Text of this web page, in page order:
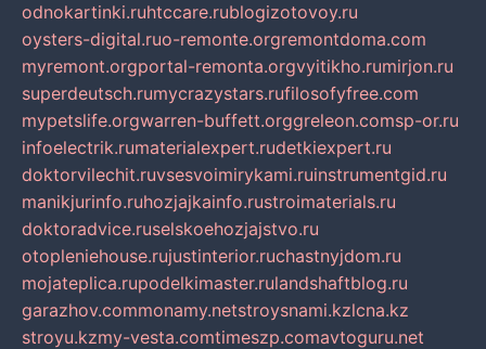
odnokartinki.ruhtccare.rublogizotovoy.ru
oysters-digital.ruo-remonte.orgremontdoma.com
myremont.orgportal-remonta.orgvyitikho.rumirjon.ru
superdeutsch.rumycrazystars.rufilosofyfree.com
mypetslife.orgwarren-buffett.orggreleon.comsp-or.ru
infoelectrik.rumaterialexpert.rudetkiexpert.ru
doktorvilechit.ruvsesvoimirykami.ruinstrumentgid.ru
manikjurinfo.ruhozjajkainfo.rustroimaterials.ru
doktoradvice.ruselskoehozjajstvo.ru
otopleniehouse.rujustinterior.ruchastnyjdom.ru
mojateplica.rupodelkimaster.rulandshaftblog.ru
garazhov.commonamy.netstroysnami.kzlcna.kz
stroyu.kzmy-vesta.comtimeszp.comavtoguru.net